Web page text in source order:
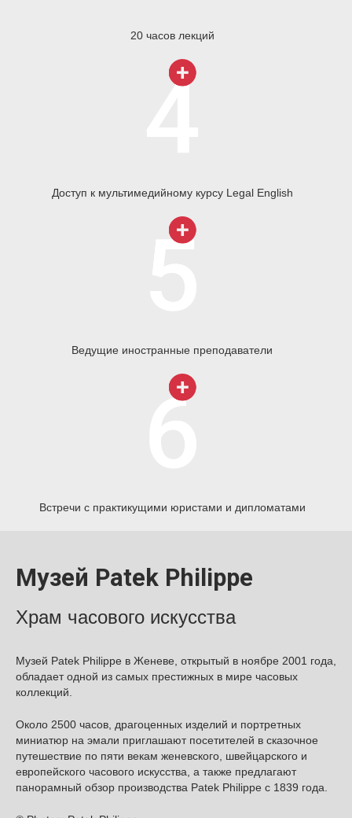
20 часов лекций
Доступ к мультимедийному курсу Legal English
Ведущие иностранные преподаватели
Встречи с практикущими юристами и дипломатами
Музей Patek Philippe
Храм часового искусства
Музей Patek Philippe в Женеве, открытый в ноябре 2001 года,
обладает одной из самых престижных в мире часовых
коллекций.
Около 2500 часов, драгоценных изделий и портретных
миниатюр на эмали приглашают посетителей в сказочное
путешествие по пяти векам женевского, швейцарского и
европейского часового искусства, а также предлагают
панорамный обзор производства Patek Philippe с 1839 года.